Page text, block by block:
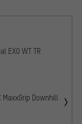
EXO WT TR
MaxxGrip Downhill